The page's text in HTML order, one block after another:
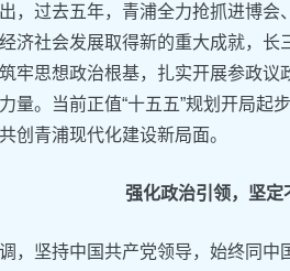
，过去五年，青浦全力抢抓进博
济社会发展取得新的重大成就，
牢思想政治根基，扎实开展参政
量。当前正值“十五五”规划开局起
创青浦现代化建设新局面。
强化政治引领，坚定
，坚持中国共产党领导，始终同